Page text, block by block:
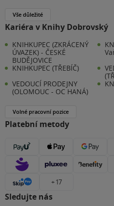
Vše důležité
Kariéra v Knihy Dobrovský
KNIHKUPEC (ZKRÁCENÝ
ÚVAZEK) - ČESKÉ
BUDĚJOVICE
KNIHKUPEC (TŘEBÍČ)
VEDOUCÍ PRODEJNY
(OLOMOUC - OC HANÁ)
Volné pracovní pozice
Platební metody
+ 17
Sledujte nás